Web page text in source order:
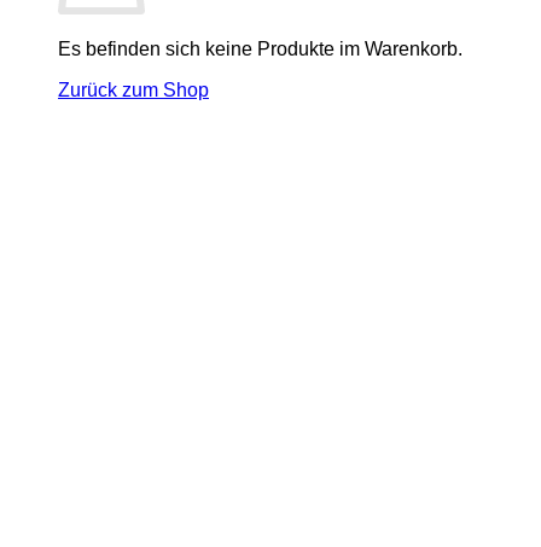
Es befinden sich keine Produkte im Warenkorb.
Zurück zum Shop